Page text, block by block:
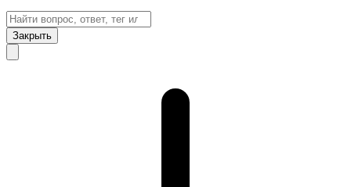
Закрыть